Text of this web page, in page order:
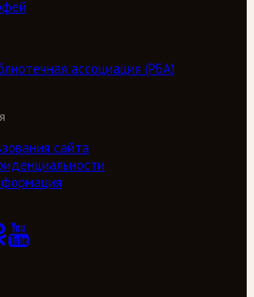
ассоциация (РБА)
сайта